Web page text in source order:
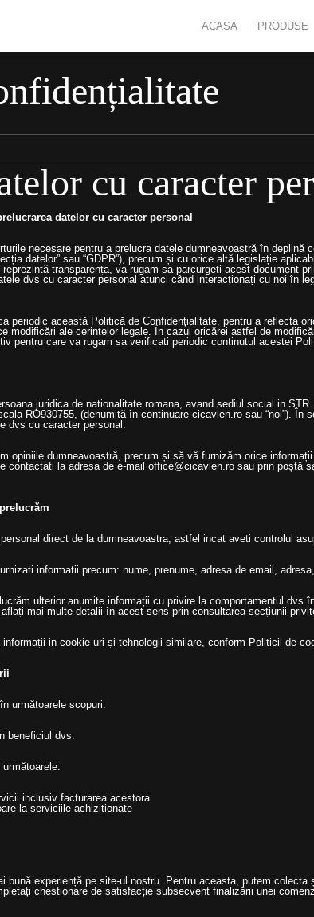
ACASA PRODUSE
cu caracter
datelor cu caracter personal
necesare pentru a prelucra datele dumneavoastră în deplină
datelor” sau “GDPR”), precum și cu orice altă legislație
transparența, va rugam sa parcurgeti acest document
dvs cu caracter personal atunci când interacționați cu noi în
periodic această Politică de Confidențialitate, pentru a reflecta
modificări ale cerințelor legale. În cazul oricărei astfel de
pentru care va rugam sa verificati periodic continutul acestei
juridica de nationalitate romana, avand sediul social in
RO930755, (denumită în continuare cicavien.ro sau “noi”). În
dvs cu caracter personal.
opiniile dumneavoastră, precum și să vă furnizăm orice
contactati la adresa de e-mail office@cicavien.ro sau prin poștă
direct de la dumneavoastra, astfel incat aveti controlul
informatii precum: nume, prenume, adresa de email,
ulterior anumite informații cu privire la comportamentul dvs
mai multe detalii în acest sens prin consultarea secțiunii
in cookie-uri și tehnologii similare, conform Politicii de
următoarele scopuri:
beneficiul dvs.
inclusiv facturarea acestora
la serviciile achizitionate
bună experiență pe site-ul nostru. Pentru aceasta, putem
chestionare de satisfacție subsecvent finalizării unei